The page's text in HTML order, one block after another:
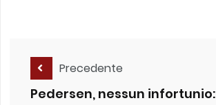
Precedente
Pedersen, nessun infortunio: